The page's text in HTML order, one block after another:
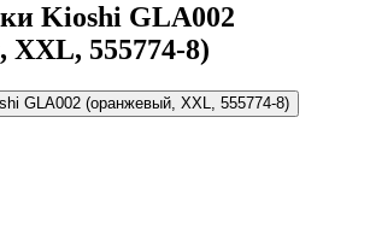
Kioshi GLA002
555774-8)